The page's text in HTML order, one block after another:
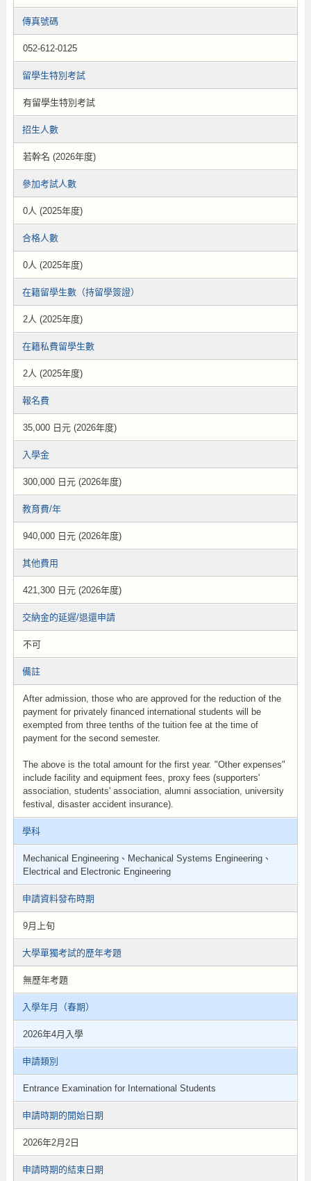
傳真號碼
052-612-0125
留學生特別考試
有留學生特別考試
招生人數
若幹名 (2026年度)
參加考試人數
0人 (2025年度)
合格人數
0人 (2025年度)
在籍留學生數（持留學簽證）
2人 (2025年度)
在籍私費留學生數
2人 (2025年度)
報名費
35,000 日元 (2026年度)
入學金
300,000 日元 (2026年度)
教育費/年
940,000 日元 (2026年度)
其他費用
421,300 日元 (2026年度)
交納金的延遲/退還申請
不可
備註
After admission, those who are approved for the reduction of the
payment for privately financed international students will be
exempted from three tenths of the tuition fee at the time of
payment for the second semester.
The above is the total amount for the first year. "Other expenses"
include facility and equipment fees, proxy fees (supporters'
association, students' association, alumni association, university
festival, disaster accident insurance).
學科
Mechanical Engineering、Mechanical Systems Engineering、
Electrical and Electronic Engineering
申請資料發布時期
9月上旬
大學單獨考試的歷年考題
無歷年考題
入學年月（春期）
2026年4月入學
申請類別
Entrance Examination for International Students
申請時期的開始日期
2026年2月2日
申請時期的結束日期